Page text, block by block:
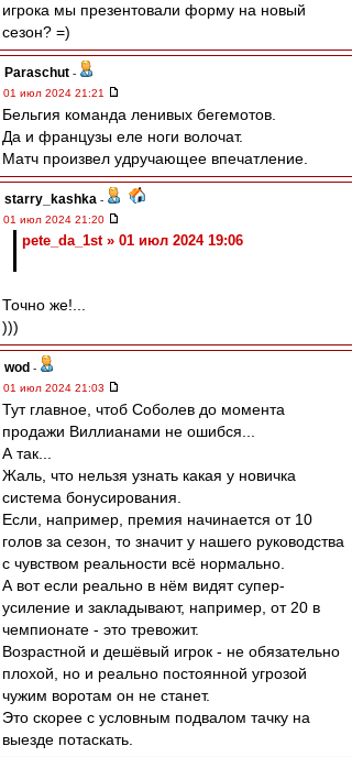
игрока мы презентовали форму на новый
сезон? =)
Paraschut -
01 июл 2024 21:21
Бельгия команда ленивых бегемотов.
Да и французы еле ноги волочат.
Матч произвел удручающее впечатление.
starry_kashka -
01 июл 2024 21:20
pete_da_1st » 01 июл 2024 19:06
Точно же!...
)))
wod -
01 июл 2024 21:03
Тут главное, чтоб Соболев до момента
продажи Виллианами не ошибся...
А так...
Жаль, что нельзя узнать какая у новичка
система бонусирования.
Если, например, премия начинается от 10
голов за сезон, то значит у нашего руководства
с чувством реальности всё нормально.
А вот если реально в нём видят супер-
усиление и закладывают, например, от 20 в
чемпионате - это тревожит.
Возрастной и дешёвый игрок - не обязательно
плохой, но и реально постоянной угрозой
чужим воротам он не станет.
Это скорее с условным подвалом тачку на
выезде потаскать.